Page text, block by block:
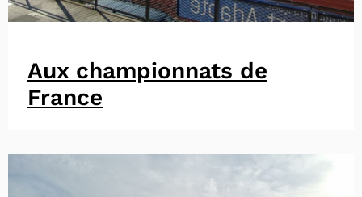
Aux championnats de
France